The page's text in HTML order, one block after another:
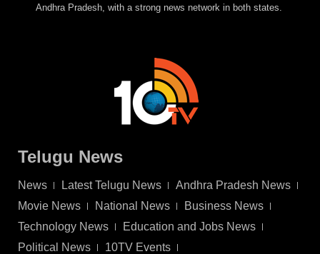
Andhra Pradesh, with a strong news network in both states.
Telugu News
News Latest Telugu News
Andhra Pradesh News
Movie News
National News
Business News
Technology News
Education and Jobs News
Political News
10TV Events